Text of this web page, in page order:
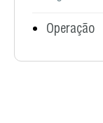
Operação